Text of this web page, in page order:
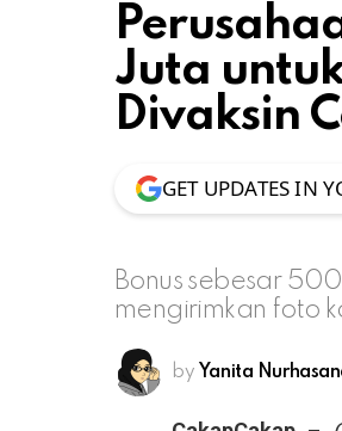
Juta
Divaksin
GET UPDATES IN
Bonus sebesar
mengirimkan foto
by Yanita